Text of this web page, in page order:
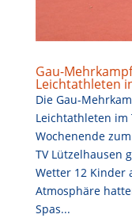
Gau-
Leichtathleten
Die Gau-
Leichtathleten im
Wochenende
TV Lützelhausen
Wetter 12 Kinder
Atmosphäre
Spas...